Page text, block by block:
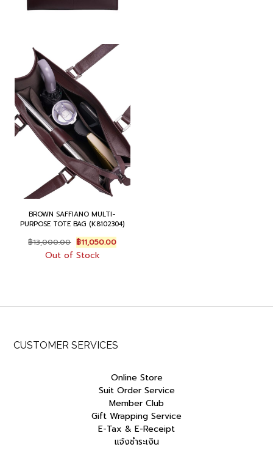
BROWN SAFFIANO MULTI-
PURPOSE TOTE BAG (K8102304)
฿13,000.00 Original
price
was:
฿11,050.00Current
price
Out of Stock
CUSTOMER SERVICES
Online Store
Suit Order Service
Member Club
Gift Wrapping Service
E-Tax & E-Receipt
แจ้งชำระเงิน